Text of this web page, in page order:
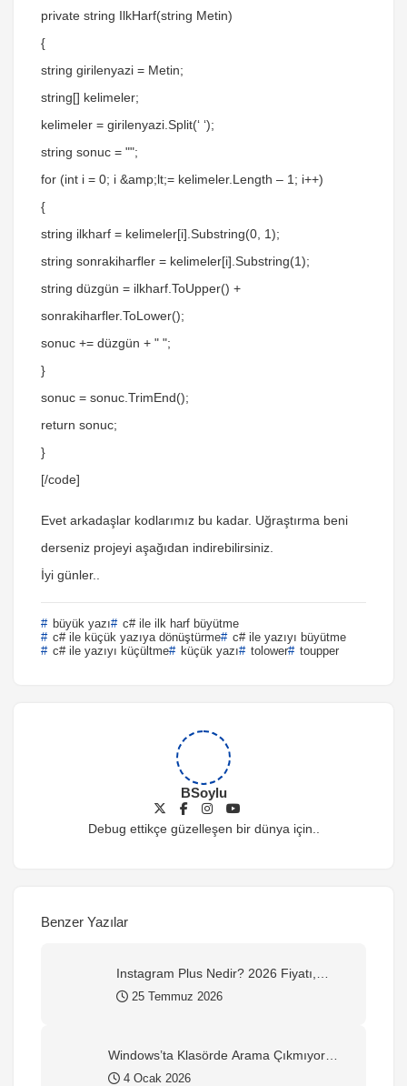
private string IlkHarf(string Metin)
{
string girilenyazi = Metin;
string[] kelimeler;
kelimeler = girilenyazi.Split(‘ ‘);
string sonuc = "";
for (int i = 0; i &amp;lt;= kelimeler.Length – 1; i++)
{
string ilkharf = kelimeler[i].Substring(0, 1);
string sonrakiharfler = kelimeler[i].Substring(1);
string düzgün = ilkharf.ToUpper() +
sonrakiharfler.ToLower();
sonuc += düzgün + " ";
}
sonuc = sonuc.TrimEnd();
return sonuc;
}
[/code]
Evet arkadaşlar kodlarımız bu kadar. Uğraştırma beni
derseniz projeyi aşağıdan indirebilirsiniz.
İyi günler..
büyük yazı
c# ile ilk harf büyütme
c# ile küçük yazıya dönüştürme
c# ile yazıyı büyütme
c# ile yazıyı küçültme
küçük yazı tolower toupper
BSoylu
Debug ettikçe güzelleşen bir dünya için..
Benzer Yazılar
Instagram Plus Nedir? 2026 Fiyatı,
Özellikleri ve Nasıl Alınır?
25 Temmuz 2026
Windows’ta Klasörde Arama Çıkmıyor
mu? Kesin Çözüm Rehberi (2026)
4 Ocak 2026